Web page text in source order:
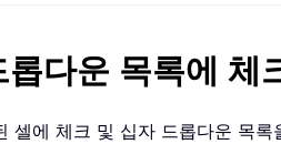
다운 목록에 체
셀에 체크 및 십자 드롭다운 목